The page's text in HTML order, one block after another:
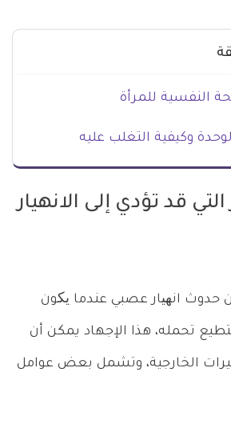
النفسية للمرأة
وكيفية التغلب عليه
قد تؤدي إلى الانهيار
انھیار عصبي عندما یکون
تحمله، هذا الإجهاد يمكن أن
الخارجية، وتشمل بعض عوامل